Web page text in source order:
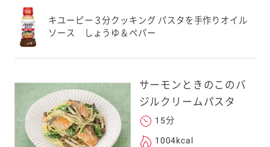
キユーピー３分クッキング パスタを手作りオイル
ソース しょうゆ＆ペパー
サーモンときのこのバ
ジルクリームパスタ
15分
1004kcal